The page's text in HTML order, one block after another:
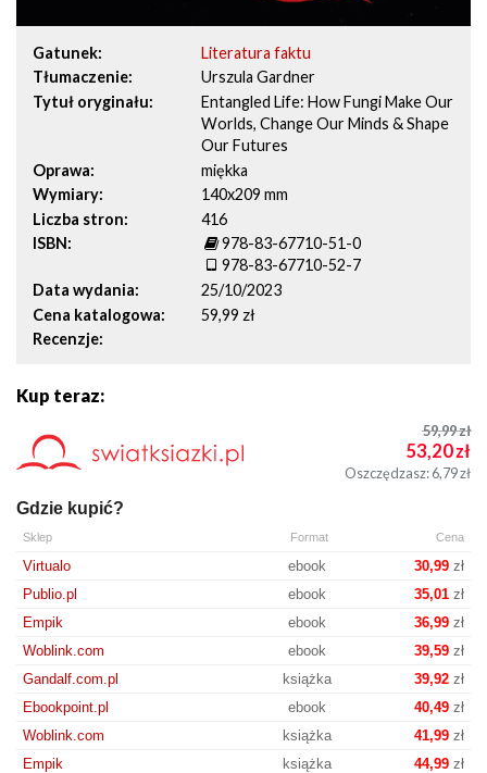
Gatunek
Literatura faktu
Tłumaczenie
Urszula Gardner
Tytuł oryginału
Entangled Life: How Fungi Make Our
Worlds, Change Our Minds & Shape
Our Futures
Oprawa
miękka
Wymiary
140x209 mm
Liczba stron
416
ISBN
978-83-67710-51-0
978-83-67710-52-7
Data wydania
25/10/2023
Cena katalogowa
59,99 zł
Recenzje
Kup teraz:
59,99zł
53,20zł
Oszczędzasz: 6,79zł
Gdzie kupić?
Sklep Format Cena
Virtualo ebook 30,99zł
Publio.pl
ebook 35,01zł
Empik
ebook 36,99zł
Woblink.com
ebook 39,59zł
Gandalf.com.pl
książka 39,92zł
Ebookpoint.pl
ebook 40,49zł
Woblink.com
książka 41,99zł
Empik
książka 44,99zł